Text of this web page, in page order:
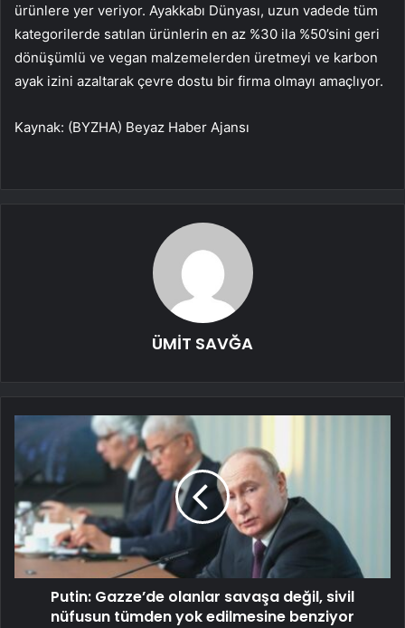
ürünlere yer veriyor. Ayakkabı Dünyası, uzun vadede tüm
kategorilerde satılan ürünlerin en az %30 ila %50’sini geri
dönüşümlü ve vegan malzemelerden üretmeyi ve karbon
ayak izini azaltarak çevre dostu bir firma olmayı amaçlıyor.
Kaynak: (BYZHA) Beyaz Haber Ajansı
ÜMİT SAVĞA
Putin: Gazze’de olanlar savaşa değil, sivil
nüfusun tümden yok edilmesine benziyor